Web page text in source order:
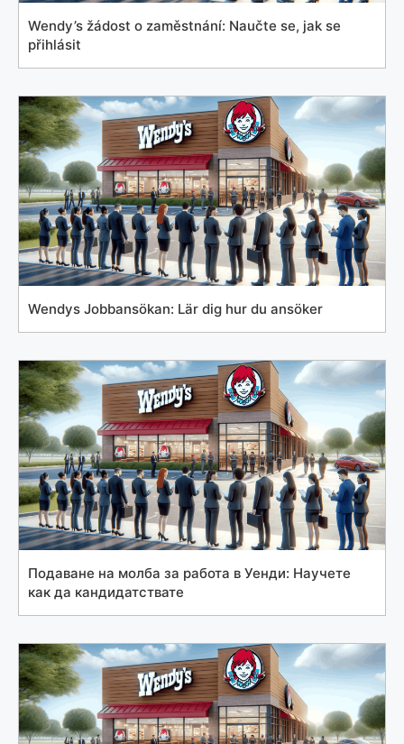
Wendy’s žádost o zaměstnání: Naučte se, jak se
přihlásit
Wendys Jobbansökan: Lär dig hur du ansöker
Подаване на молба за работа в Уенди: Научете
как да кандидатствате